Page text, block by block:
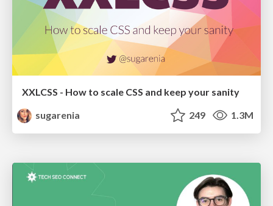
XXLCSS - How to scale CSS and keep your sanity
sugarenia
249 1.3M